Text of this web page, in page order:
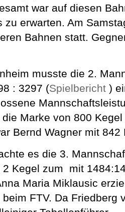
war auf diesen
zu erwarten. Am
Bahnen statt.
musste die 2.
: 3297 (Spielbericht )
Marke von 800
Bernd Wagner mit 842
es die 3.
2 Kegel zum mit
Maria Miklausic
FTV. Da Friedberg